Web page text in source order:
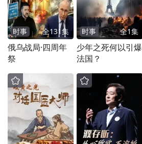
时事 全131集
俄乌战局·四周年
祭
时事 全1集
少年之死何以引爆
法国？